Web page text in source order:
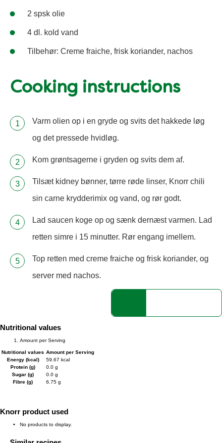
2 spsk olie
4 dl. kold vand
Tilbehør: Creme fraiche, frisk koriander, nachos
Cooking instructions
Varm olien op i en gryde og svits det hakkede løg
og det pressede hvidløg.
Kom grøntsagerne i gryden og svits dem af.
Tilsæt kidney bønner, tørre røde linser, Knorr chili
sin carne krydderimix og vand, og rør godt.
Lad saucen koge op og sænk dernæst varmen. Lad
retten simre i 15 minutter. Rør engang imellem.
Top retten med creme fraiche og frisk koriander, og
server med nachos.
Nutritional values
Amount per Serving
Nutritional values Amount per Serving
Energy (kcal)
59.67 kcal
Protein (g)
0.0 g
Sugar (g)
0.0 g
Fibre (g)
6.75 g
Knorr product used
No products to display.